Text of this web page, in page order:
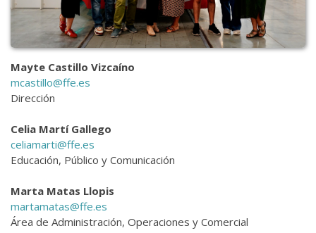
Mayte Castillo Vizcaíno
mcastillo@ffe.es
Dirección
Celia Martí Gallego
celiamarti@ffe.es
Educación, Público y Comunicación
Marta Matas Llopis
martamatas@ffe.es
Área de Administración, Operaciones y Comercial